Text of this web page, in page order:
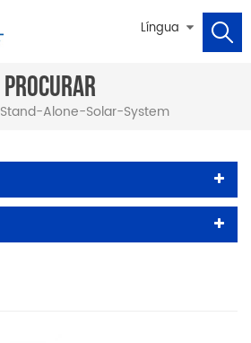
Língua
PROCURAR
Stand-Alone-Solar-System